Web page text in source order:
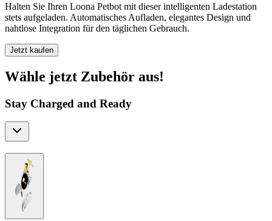
Halten Sie Ihren Loona Petbot mit dieser intelligenten Ladestation
stets aufgeladen. Automatisches Aufladen, elegantes Design und
nahtlose Integration für den täglichen Gebrauch.
Jetzt kaufen
Wähle jetzt Zubehör aus!
Stay Charged and Ready